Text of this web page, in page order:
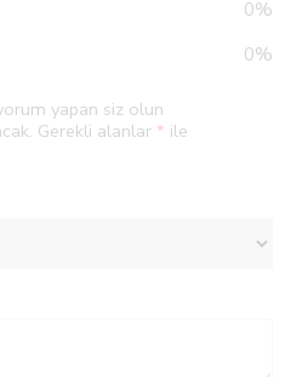
0%
0%
yapan siz olun
Gerekli alanlar * ile